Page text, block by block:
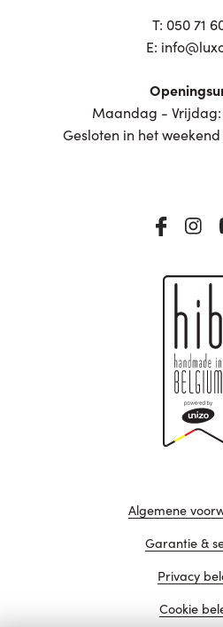
T: 050 71
E:
Maandag - Vrijdag:
Gesloten in het
Algemene
Garantie &
Privacy
Cookie